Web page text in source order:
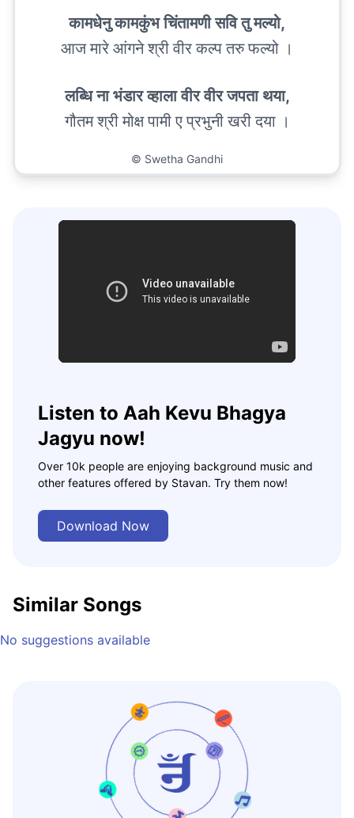
कामधेनु कामकुंभ चिंतामणी सवि तु मल्यो,
आज मारे आंगने श्री वीर कल्प तरु फल्यो ।
लब्धि ना भंडार व्हाला वीर वीर जपता थया,
गौतम श्री मोक्ष पामी ए प्रभुनी खरी दया ।
© Swetha Gandhi
Listen to Aah Kevu Bhagya
Jagyu now!
Over 10k people are enjoying background music and
other features offered by Stavan. Try them now!
Download Now
Similar Songs
No suggestions available